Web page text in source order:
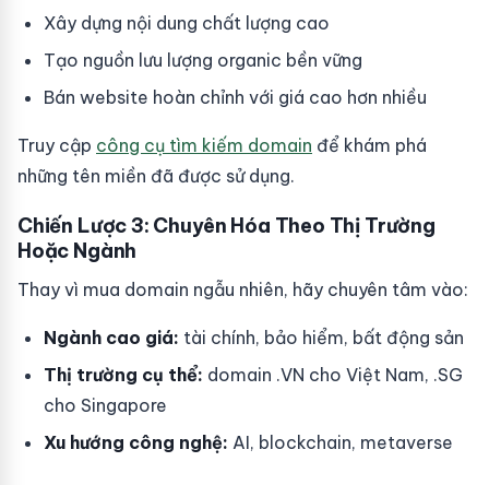
Xây dựng nội dung chất lượng cao
Tạo nguồn lưu lượng organic bền vững
Bán website hoàn chỉnh với giá cao hơn nhiều
Truy cập công cụ tìm kiếm domain để khám phá
những tên miền đã được sử dụng.
Chiến Lược 3: Chuyên Hóa Theo Thị Trường
Hoặc Ngành
Thay vì mua domain ngẫu nhiên, hãy chuyên tâm vào:
Ngành cao giá: tài chính, bảo hiểm, bất động sản
Thị trường cụ thể: domain .VN cho Việt Nam, .SG
cho Singapore
Xu hướng công nghệ: AI, blockchain, metaverse